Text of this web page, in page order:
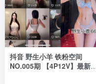
抖音 野生小羊 铁粉空间
NO.005期 【4P12V】最新